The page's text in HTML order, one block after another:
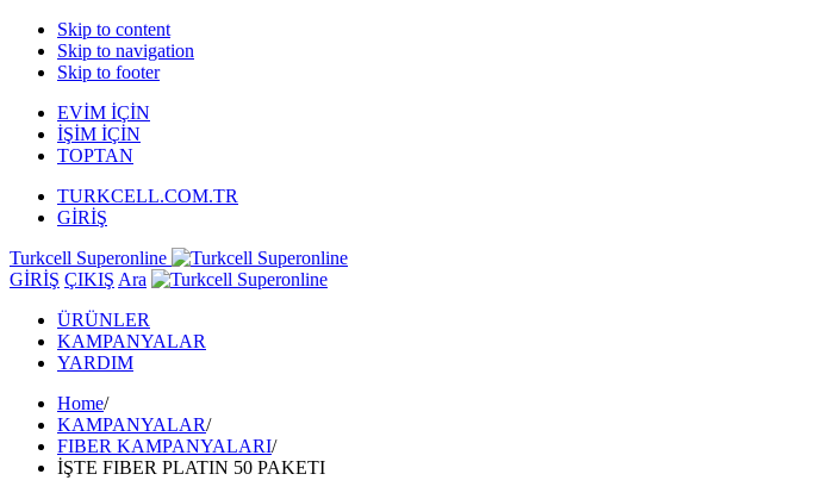
Skip to content
Skip to navigation
Skip to footer
EVİM İÇİN
İŞİM İÇİN
TOPTAN
TURKCELL.COM.TR
GİRİŞ
Turkcell Superonline
GİRİŞ ÇIKIŞ Ara
ÜRÜNLER
KAMPANYALAR
YARDIM
Home/
KAMPANYALAR/
FIBER KAMPANYALARI/
İŞTE FIBER PLATIN 50 PAKETI